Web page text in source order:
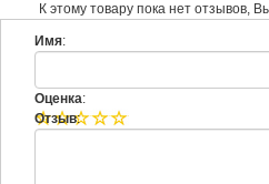
К этому товару пока нет отзывов,
Имя:
Оценка:
Отзыв: